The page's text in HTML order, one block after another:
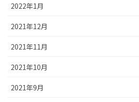
2022年1月
2021年12月
2021年11月
2021年10月
2021年9月